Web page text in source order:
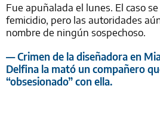
Fue apuñalada el lunes. El caso
femicidio, pero las autoridades
nombre de ningún sospechoso.
— Crimen de la diseñadora en
Delfina la mató un compañero
“obsesionado” con ella.